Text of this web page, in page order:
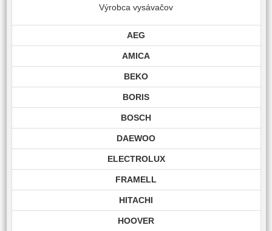
Výrobca vysávačov
AEG
AMICA
BEKO
BORIS
BOSCH
DAEWOO
ELECTROLUX
FRAMELL
HITACHI
HOOVER